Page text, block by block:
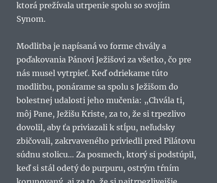
ktorá prežívala utrpenie spolu so svojím
Synom.
Modlitba je napísaná vo forme chvály a
poďakovania Pánovi Ježišovi za všetko, čo pre
nás musel vytrpieť. Keď odriekame túto
modlitbu, ponárame sa spolu s Ježišom do
bolestnej udalosti jeho mučenia: „Chvála ti,
môj Pane, Ježišu Kriste, za to, že si trpezlivo
dovolil, aby ťa priviazali k stĺpu, neľudsky
zbičovali, zakrvaveného priviedli pred Pilátovu
súdnu stolicu… Za posmech, ktorý si podstúpil,
keď si stál odetý do purpuru, ostrým tŕním